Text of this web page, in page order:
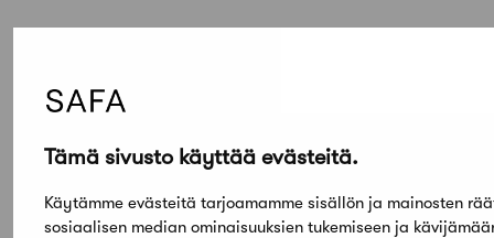
Tämä sivusto käyttää evästeitä.
Käytämme evästeitä tarjoamamme sisällön ja mainosten
sosiaalisen median ominaisuuksien tukemiseen ja